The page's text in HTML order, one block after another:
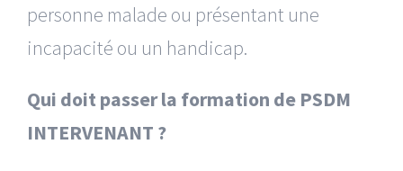
personne malade ou présentant une
incapacité ou un handicap.
Qui doit passer la formation de PSDM
INTERVENANT ?